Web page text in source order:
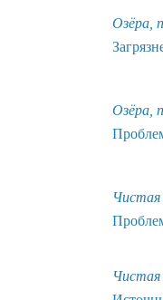
Озёра,
Озёра,
Чистая
Чистая